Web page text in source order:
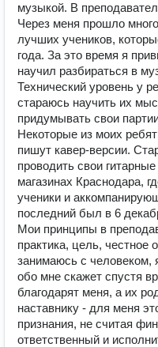
музыкой. В
Через меня прошло
лучших учеников,
года. За это время я
научил разбираться в
Технический уровень у
стараюсь научить их
придумывать свои
Некоторые из моих
пишут кавер-версии.
проводить свои
магазинах Краснодара,
ученики и
последний был в 6
Мои принципы в
практика, цель, честное
занимаюсь с человеком,
обо мне скажет спустя
благодарят меня, а их
наставнику - для меня
признания, не считая
ответственный и